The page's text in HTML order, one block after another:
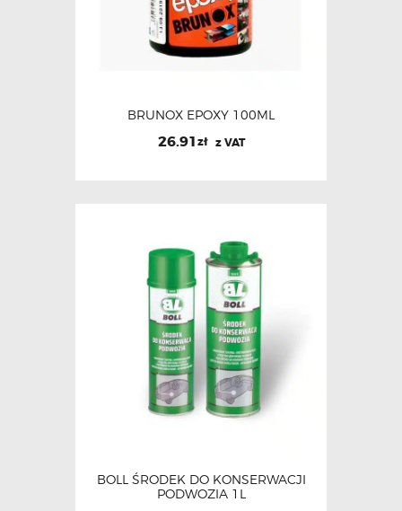
BRUNOX EPOXY 100ML
26.91zł z VAT
BOLL ŚRODEK DO KONSERWACJI
PODWOZIA 1L